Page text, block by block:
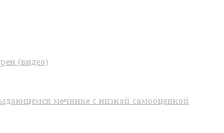
(видео)
мечнике с низкой самооценкой